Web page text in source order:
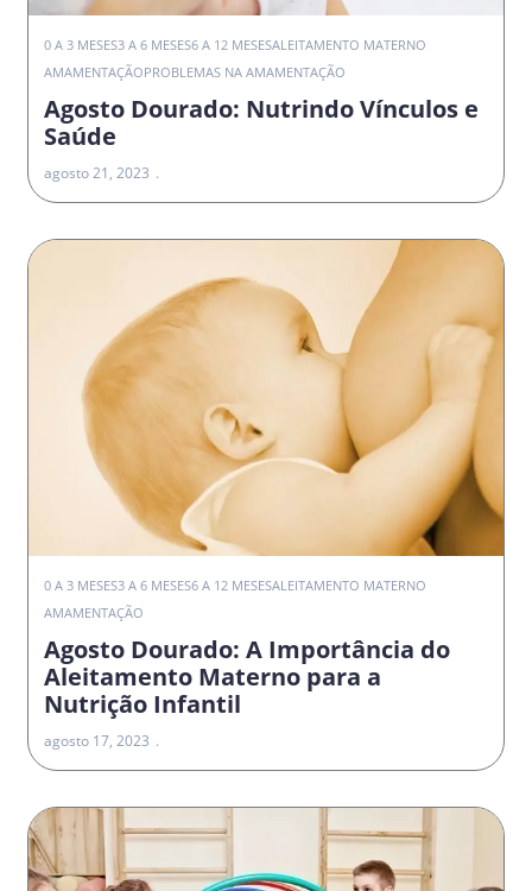
0 A 3 MESES3 A 6 MESES6 A 12 MESESALEITAMENTO MATERNO
AMAMENTAÇÃOPROBLEMAS NA AMAMENTAÇÃO
Agosto Dourado: Nutrindo Vínculos e
Saúde
agosto 21, 2023
0 A 3 MESES3 A 6 MESES6 A 12 MESESALEITAMENTO MATERNO
AMAMENTAÇÃO
Agosto Dourado: A Importância do
Aleitamento Materno para a
Nutrição Infantil
agosto 17, 2023